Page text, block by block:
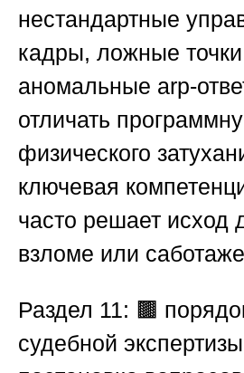
нестандартные
кадры, ложные
аномальные arp-
отличать
физического
ключевая
часто решает исход
взломе или
Раздел 11: 🟫
судебной